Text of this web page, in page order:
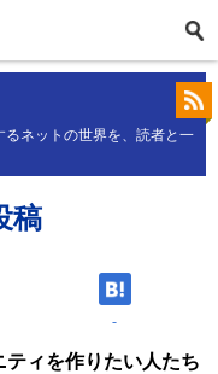
ネットの世界を、読者と一
稿
-
ティを作りたい人たち